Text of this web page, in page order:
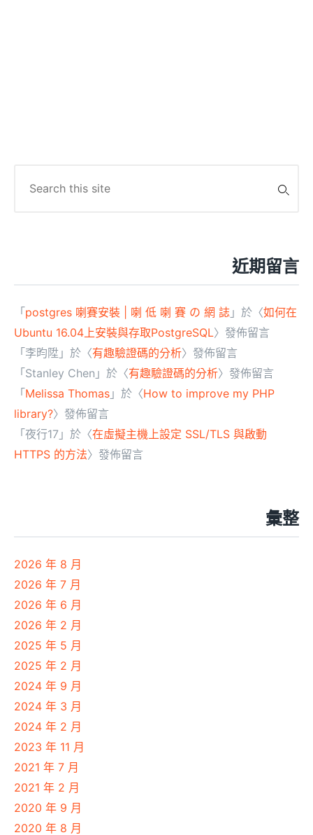
for:
近期留言
「 postgres 喇賽安裝 | 喇 低 喇 賽 の 網 誌 」於〈如何在
Ubuntu 16.04上安裝與存取PostgreSQL〉發佈留言
「 李昀陞 」於〈有趣驗證碼的分析〉發佈留言
「 Stanley Chen 」於〈有趣驗證碼的分析〉發佈留言
「 Melissa Thomas 」於〈How to improve my PHP
library?〉發佈留言
「 夜行17 」於〈在虛擬主機上設定 SSL/TLS 與啟動
HTTPS 的方法〉發佈留言
彙整
2026 年 8 月
2026 年 7 月
2026 年 6 月
2026 年 2 月
2025 年 5 月
2025 年 2 月
2024 年 9 月
2024 年 3 月
2024 年 2 月
2023 年 11 月
2021 年 7 月
2021 年 2 月
2020 年 9 月
2020 年 8 月